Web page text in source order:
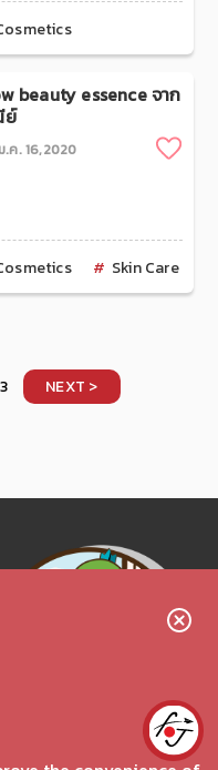
beauty essence จาก
ย์
.ค. 16,2020
Skin Care
3 NEXT >